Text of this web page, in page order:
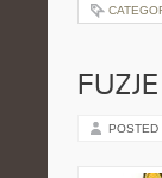
POSTED